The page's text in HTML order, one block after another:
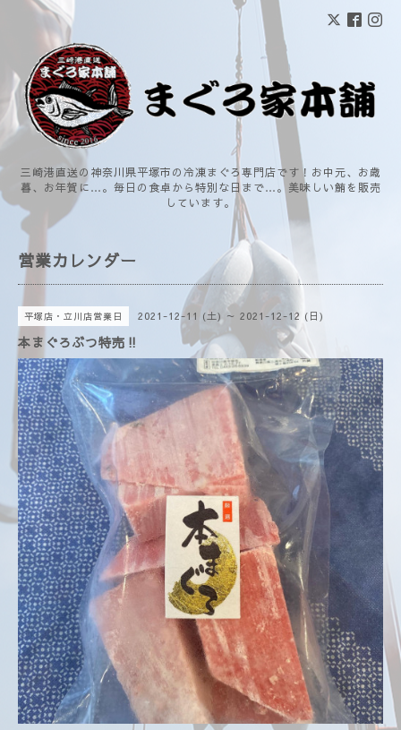
三崎港直送の神奈川県平塚市の冷凍まぐろ専門店です！お中元、お歳
暮、お年賀に…。毎日の食卓から特別な日まで…。美味しい鮪を販売
しています。
営業カレンダー
平塚店・立川店営業日 2021-12-11 (土) ～ 2021-12-12 (日)
本まぐろぶつ特売‼️